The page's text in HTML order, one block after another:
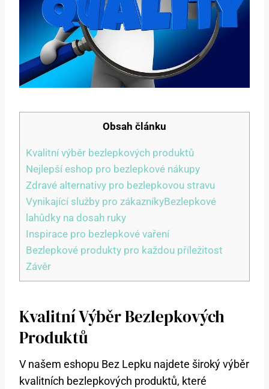
Obsah článku
Kvalitní výběr bezlepkových produktů
Nejlepší eshop pro bezlepkové nákupy
Zdravé alternativy pro bezlepkovou stravu
Vynikající služby pro zákazníkyBezlepkové
lahůdky na dosah ruky
Inspirace pro bezlepkové vaření
Bezlepkové produkty pro každou příležitost
Závěr
Kvalitní Výběr Bezlepkových
Produktů
V našem eshopu Bez Lepku najdete široký výběr
kvalitních bezlepkových produktů, které